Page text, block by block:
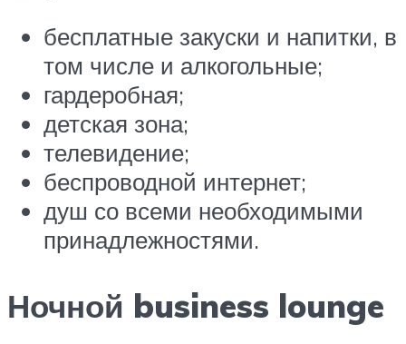
бесплатные закуски и напитки, в
том числе и алкогольные;
гардеробная;
детская зона;
телевидение;
беспроводной интернет;
душ со всеми необходимыми
принадлежностями.
Ночной business lounge